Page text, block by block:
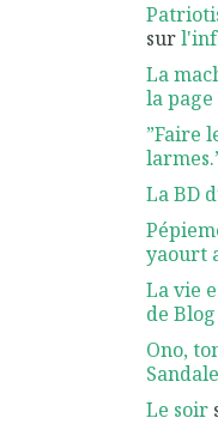
sur
La
la page
”Faire
La BD
yaourt
La vie
de Blog
Ono,
Le soir